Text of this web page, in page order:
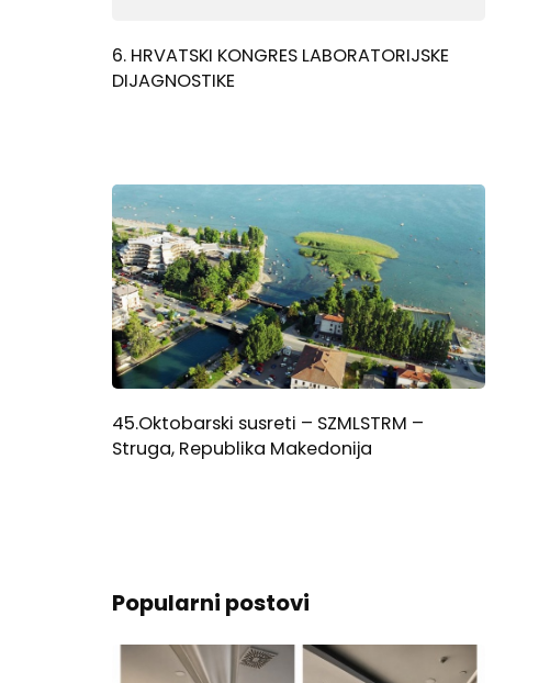
6. HRVATSKI KONGRES LABORATORIJSKE
DIJAGNOSTIKE
45.Oktobarski susreti – SZMLSTRM –
Struga, Republika Makedonija
Popularni postovi